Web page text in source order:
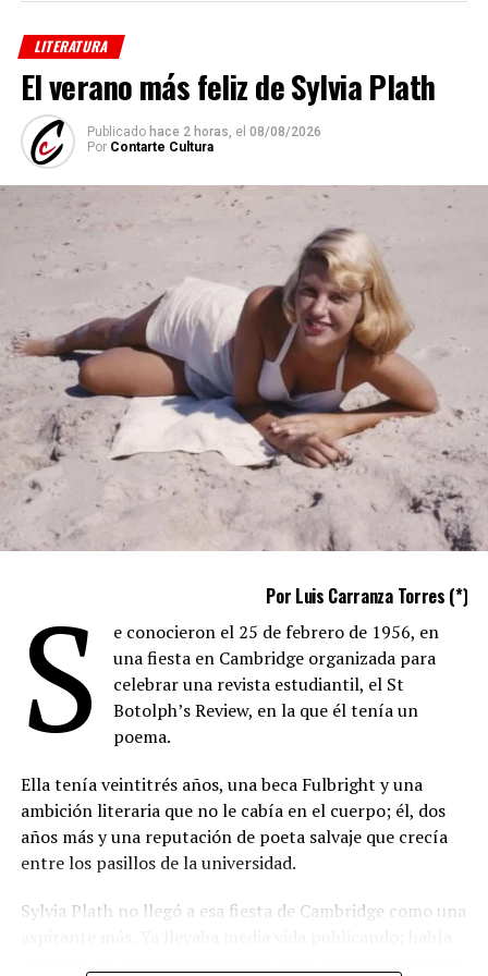
LITERATURA
El verano más feliz de Sylvia Plath
Publicado hace 2 horas, el 08/08/2026
Por Contarte Cultura
Por Luis Carranza Torres (*)
S
e conocieron el 25 de febrero de 1956, en
una fiesta en Cambridge organizada para
celebrar una revista estudiantil, el St
Botolph’s Review, en la que él tenía un
poema.
Ella tenía veintitrés años, una beca Fulbright y una
ambición literaria que no le cabía en el cuerpo; él, dos
años más y una reputación de poeta salvaje que crecía
entre los pasillos de la universidad.
Sylvia Plath no llegó a esa fiesta de Cambridge como una